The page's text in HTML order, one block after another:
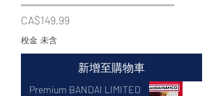
價格
CA$149.99
稅金 未含
新增至購物車
Premium BANDAI LIMITED